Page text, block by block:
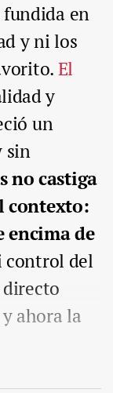
fundida en
y ni los
El
y
un
sin
no castiga
contexto:
encima de
control del
directo
ahora la